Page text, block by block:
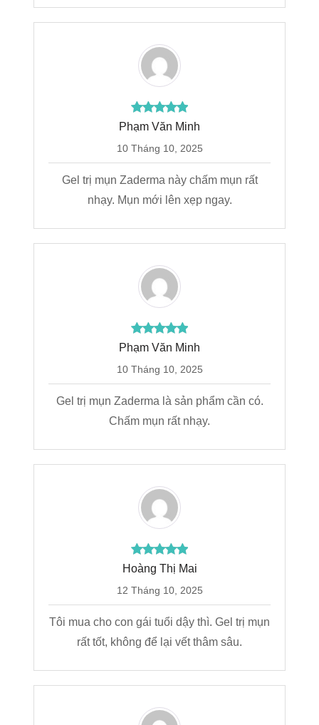
Phạm Văn Minh
10 Tháng 10, 2025
Gel trị mụn Zaderma này chấm mụn rất
nhạy. Mụn mới lên xẹp ngay.
Phạm Văn Minh
10 Tháng 10, 2025
Gel trị mụn Zaderma là sản phẩm cần có.
Chấm mụn rất nhạy.
Hoàng Thị Mai
12 Tháng 10, 2025
Tôi mua cho con gái tuổi dậy thì. Gel trị mụn
rất tốt, không để lại vết thâm sâu.